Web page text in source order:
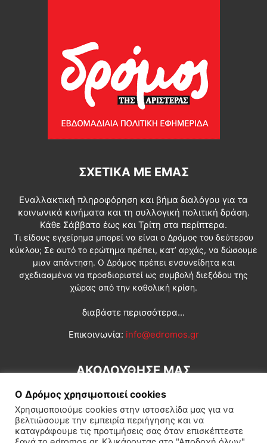
ΣΧΕΤΙΚΆ ΜΕ ΕΜΆΣ
Εναλλακτική πληροφόρηση και βήμα διαλόγου για τα
κοινωνικά κινήματα και τη συλλογική πολιτική δράση.
Κάθε Σάββατο έως και Τρίτη στα περίπτερα.
Τι είδους εγχείρημα μπορεί να είναι ο Δρόμος του δεύτερου
κύκλου; Σε αυτό το ερώτημα πρέπει, κατ’ αρχάς, να δώσουμε
μιαν απάντηση. Ο Δρόμος πρέπει ενσυνείδητα και
σχεδιασμένα να προσδιοριστεί ως συμβολή διεξόδου της
χώρας από την καθολική κρίση.
διαβάστε περισσότερα...
Επικοινωνία: info@edromos.gr
ΑΚΟΛΟΥΘΗΣΕ ΜΑΣ
Ο Δρόμος χρησιμοποιεί cookies
Χρησιμοποιούμε cookies στην ιστοσελίδα μας για να
βελτιώσουμε την εμπειρία περιήγησης και να
καταγράφουμε τις προτιμήσεις σας όταν επισκέπτεστε